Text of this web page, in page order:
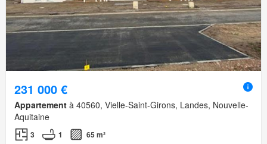
231 000 €
Appartement à 40560, Vielle-Saint-Girons, Landes, Nouvelle-
Aquitaine
3 1
65 m²